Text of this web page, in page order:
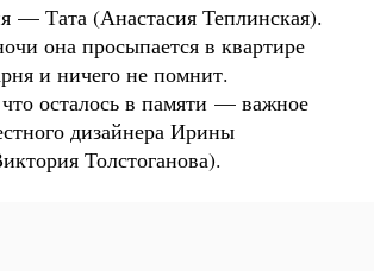
— Тата (Анастасия Теплинская).
она просыпается в квартире
и ничего не помнит.
осталось в памяти — важное
дизайнера Ирины
Толстоганова).